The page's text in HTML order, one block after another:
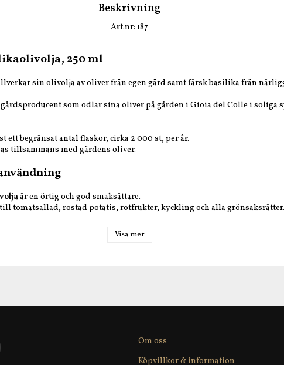
Beskrivning
Art.nr: 187
250 ml
sin olivolja av oliver från egen gård samt färsk basilika från
som odlar sina oliver på gården i Gioia del Colle i soliga
ett begränsat antal flaskor, cirka 2 000 st, per år.
tillsammans med gårdens oliver.
är en örtig och god smaksättare.
tomatsallad, rostad potatis, rotfrukter, kyckling och alla grönsaksrätter.
Visa mer
Om oss
Köpvillkor & information